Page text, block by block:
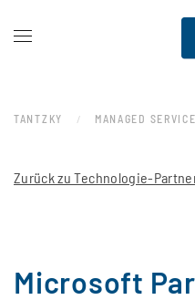
TANTZKY MANAGED SERVICE
Zurück zu Technologie-
Microsoft